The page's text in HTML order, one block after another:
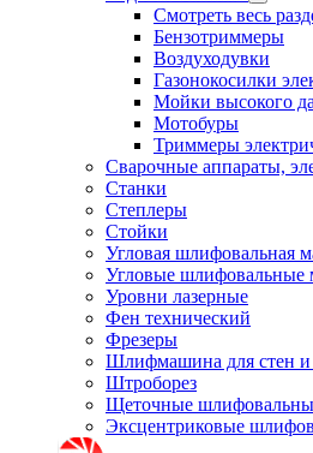
Смотреть весь
Бензотриммеры
Воздуходувки
Газонокосилки
Мойки высокого
Мотобуры
Триммеры
Сварочные аппараты,
Станки
Степлеры
Стойки
Угловая шлифовальная
Угловые
Уровни лазерные
Фен технический
Фрезеры
Шлифмашина для стен и
Штроборез
Щеточные
Эксцентриковые